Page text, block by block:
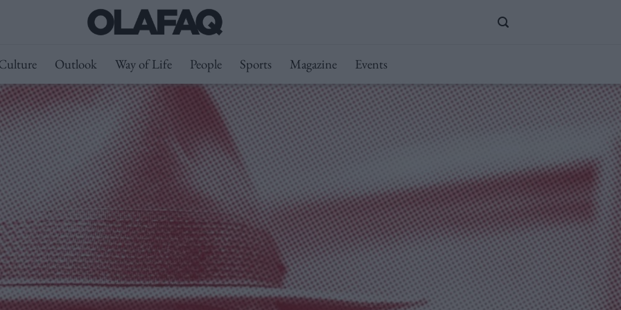
Outlook Way of Life People Sports Magazine Events